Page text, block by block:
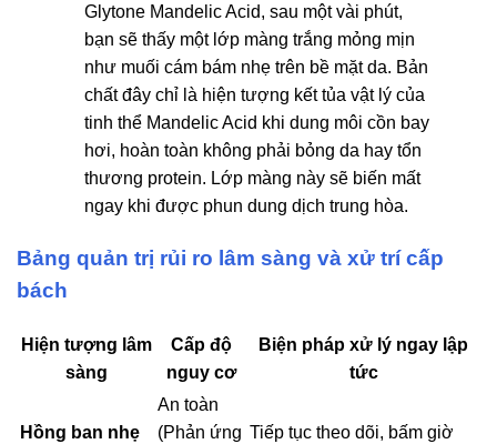
Glytone Mandelic Acid, sau một vài phút,
bạn sẽ thấy một lớp màng trắng mỏng mịn
như muối cám bám nhẹ trên bề mặt da. Bản
chất đây chỉ là hiện tượng kết tủa vật lý của
tinh thể Mandelic Acid khi dung môi cồn bay
hơi, hoàn toàn không phải bỏng da hay tổn
thương protein. Lớp màng này sẽ biến mất
ngay khi được phun dung dịch trung hòa.
Bảng quản trị rủi ro lâm sàng và xử trí cấp
bách
Hiện tượng lâm
sàng
Cấp độ
nguy cơ
Biện pháp xử lý ngay lập
tức
Hồng ban nhẹ
An toàn
(Phản ứng Tiếp tục theo dõi, bấm giờ